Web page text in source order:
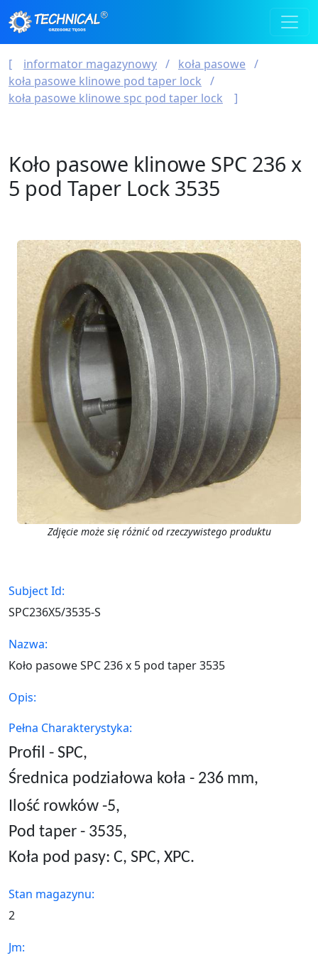
informator magazynowy
koła pasowe
koła pasowe klinowe pod taper lock
koła pasowe klinowe spc pod taper lock
Koło pasowe klinowe SPC 236 x
5 pod Taper Lock 3535
Zdjęcie może się różnić od rzeczywistego produktu
Subject Id:
SPC236X5/3535-S
Nazwa:
Koło pasowe SPC 236 x 5 pod taper 3535
Opis:
Pełna Charakterystyka:
Profil - SPC,
Średnica podziałowa koła - 236 mm,
Ilość rowków -5,
Pod taper - 3535,
Koła pod pasy: C, SPC, XPC.
Stan magazynu:
2
Jm: